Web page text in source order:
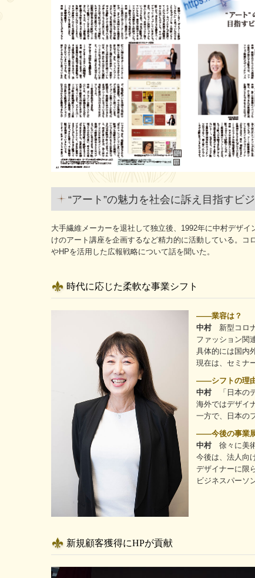
“アート”の魅力を社会に訴え目指すビ
大手繊維メーカーを退社して独立後、1992年に中村デザ
けのアート講座を企画するなど精力的に活動している。
やHPを活用した広報戦略について話を聞いた。
時代に応じた柔軟な事業シフト
――業容は？
中村新型コロナ
ファッション関
具体的には国内
現在は、セミナ
――シフトの理
中村「日本のデ
海外ではデザイ
一方で、日本の
――今後の事業
中村徐々に美術
今後は、法人向
デザイナーに限
ビジネスパーソ
新規顧客獲得にHPが貢献